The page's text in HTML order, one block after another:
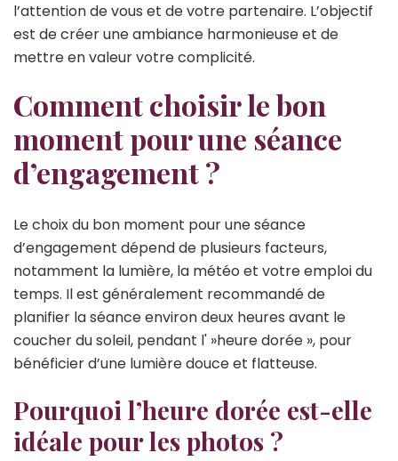
l’attention de vous et de votre partenaire. L’objectif
est de créer une ambiance harmonieuse et de
mettre en valeur votre complicité.
Comment choisir le bon
moment pour une séance
d’engagement ?
Le choix du bon moment pour une séance
d’engagement dépend de plusieurs facteurs,
notamment la lumière, la météo et votre emploi du
temps. Il est généralement recommandé de
planifier la séance environ deux heures avant le
coucher du soleil, pendant l' »heure dorée », pour
bénéficier d’une lumière douce et flatteuse.
Pourquoi l’heure dorée est-elle
idéale pour les photos ?